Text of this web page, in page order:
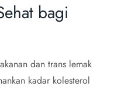
bagi
dan trans lemak
kadar kolesterol